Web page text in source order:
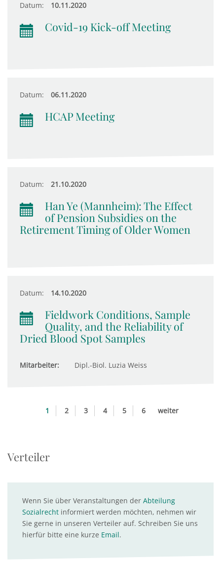
Datum: 10.11.2020
Covid-19 Kick-off Meeting
Datum: 06.11.2020
HCAP Meeting
Datum: 21.10.2020
Han Ye (Mannheim): The Effect
of Pension Subsidies on the
Retirement Timing of Older Women
Datum: 14.10.2020
Fieldwork Conditions, Sample
Quality, and the Reliability of
Dried Blood Spot Samples
Mitarbeiter: Dipl.-Biol. Luzia Weiss
1 2 3 4 5 6 weiter
Verteiler
Wenn Sie über Veranstaltungen der Abteilung
Sozialrecht informiert werden möchten, nehmen wir
Sie gerne in unseren Verteiler auf. Schreiben Sie uns
hierfür bitte eine kurze Email.